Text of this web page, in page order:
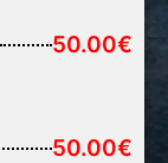
50.00€
50.00€